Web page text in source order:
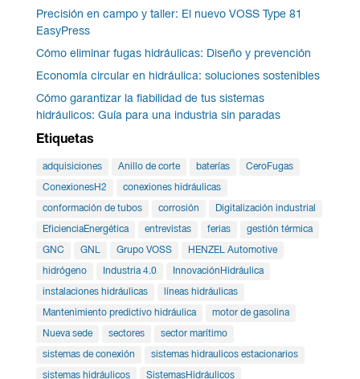
Precisión en campo y taller: El nuevo VOSS Type 81
EasyPress
Cómo eliminar fugas hidráulicas: Diseño y prevención
Economía circular en hidráulica: soluciones sostenibles
Cómo garantizar la fiabilidad de tus sistemas
hidráulicos: Guía para una industria sin paradas
Etiquetas
adquisiciones Anillo de corte baterías CeroFugas
ConexionesH2 conexiones hidráulicas
conformación de tubos corrosión Digitalización industrial
EficienciaEnergética entrevistas ferias gestión térmica
GNC GNL Grupo VOSS HENZEL Automotive
hidrógeno Industria 4.0 InnovaciónHidráulica
instalaciones hidráulicas líneas hidráulicas
Mantenimiento predictivo hidráulica motor de gasolina
Nueva sede sectores sector marítimo
sistemas de conexión sistemas hidraulicos estacionarios
sistemas hidráulicos SistemasHidráulicos